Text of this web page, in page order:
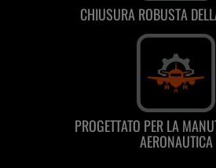
CHIUSURA ROBUSTA
PROGETTATO PER LA
AERONAUTICA